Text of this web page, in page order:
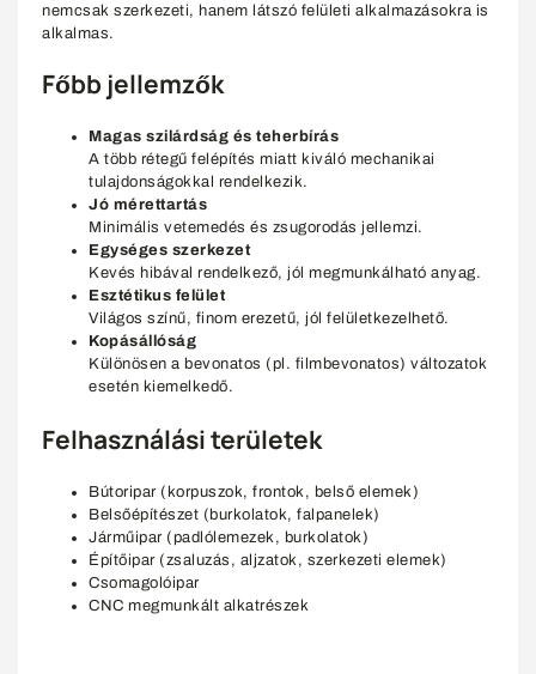
nemcsak szerkezeti, hanem látszó felületi alkalmazásokra is
alkalmas.
Főbb jellemzők
Magas szilárdság és teherbírás
A több rétegű felépítés miatt kiváló mechanikai
tulajdonságokkal rendelkezik.
Jó mérettartás
Minimális vetemedés és zsugorodás jellemzi.
Egységes szerkezet
Kevés hibával rendelkező, jól megmunkálható anyag.
Esztétikus felület
Világos színű, finom erezetű, jól felületkezelhető.
Kopásállóság
Különösen a bevonatos (pl. filmbevonatos) változatok
esetén kiemelkedő.
Felhasználási területek
Bútoripar (korpuszok, frontok, belső elemek)
Belsőépítészet (burkolatok, falpanelek)
Járműipar (padlólemezek, burkolatok)
Építőipar (zsaluzás, aljzatok, szerkezeti elemek)
Csomagolóipar
CNC megmunkált alkatrészek